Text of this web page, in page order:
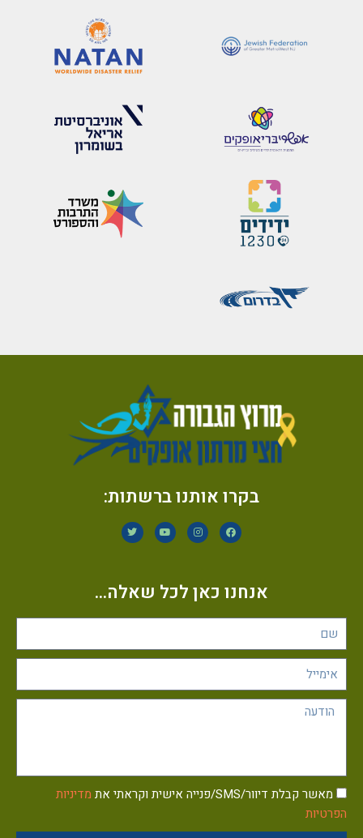
בקרו אותנו ברשתות:
אנחנו כאן לכל שאלה...
מאשר קבלת דיוור/SMS/פנייה אישית וקראתי את
מדיניות
הפרטיות